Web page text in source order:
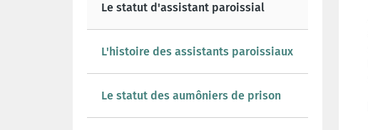
Le statut d'assistant paroissial
L'histoire des assistants paroissiaux
Le statut des aumôniers de prison